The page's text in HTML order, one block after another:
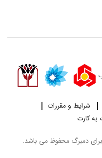
شرایط و مقررات
به کارت
دمبرگ محفوظ می باشد.